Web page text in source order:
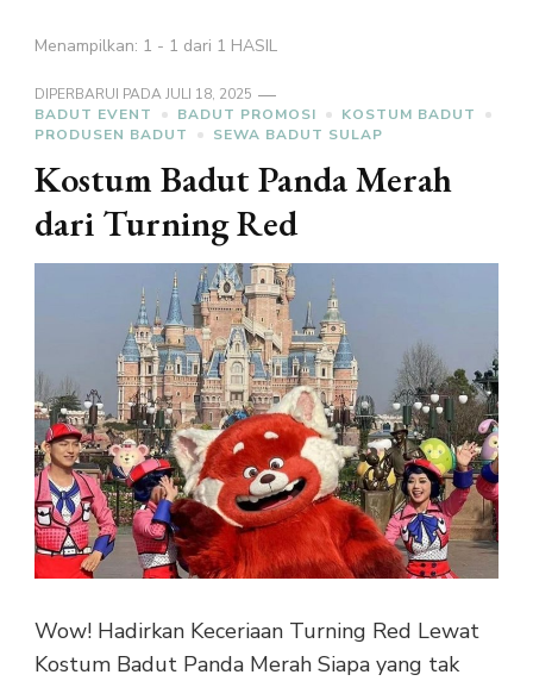
Menampilkan: 1 - 1 dari 1 HASIL
DIPERBARUI PADAJULI 18, 2025
BADUT EVENT
BADUT PROMOSI
KOSTUM BADUT
PRODUSEN BADUT
SEWA BADUT SULAP
Kostum Badut Panda Merah
dari Turning Red
Wow! Hadirkan Keceriaan Turning Red Lewat
Kostum Badut Panda Merah Siapa yang tak